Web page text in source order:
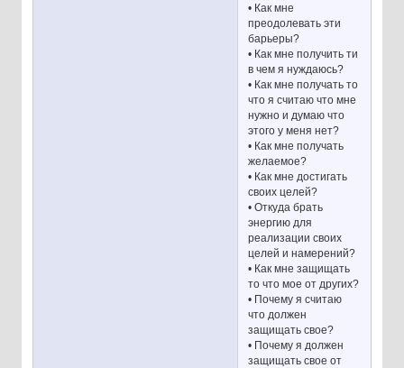
• Как мне
преодолевать эти
барьеры?
• Как мне получить ти
в чем я нуждаюсь?
• Как мне получать то
что я считаю что мне
нужно и думаю что
этого у меня нет?
• Как мне получать
желаемое?
• Как мне достигать
своих целей?
• Откуда брать
энергию для
реализации своих
целей и намерений?
• Как мне защищать
то что мое от других?
• Почему я считаю
что должен
защищать свое?
• Почему я должен
защищать свое от